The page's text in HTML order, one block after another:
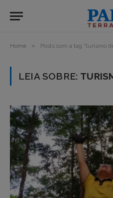
Home » Posts com a tag "turismo
LEIA SOBRE: